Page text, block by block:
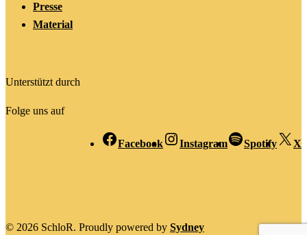
Presse
Material
Unterstützt durch
Folge uns auf
Facebook Instagram Spotify X
© 2026 SchloR. Proudly powered by Sydney